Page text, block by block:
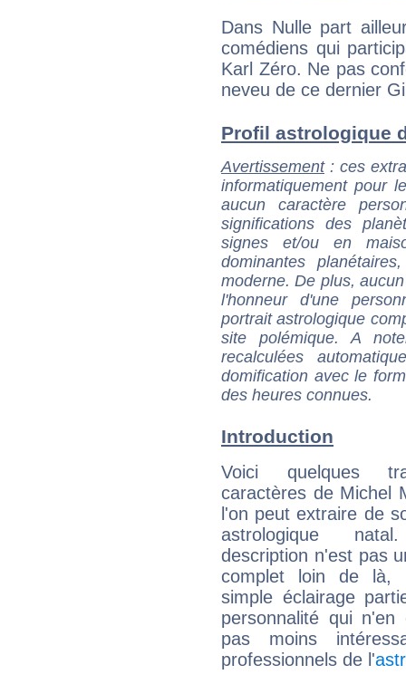
Dans Nulle part
comédiens qui
Karl Zéro. Ne pas
neveu de ce dernier
Profil astrologique
Avertissement: ces
informatiquement pour
aucun caractère
significations des
signes et/ou en
dominantes
moderne. De plus,
l'honneur d'une
portrait astrologique
site polémique. A
recalculées
domification avec le
des heures connues.
Introduction
Voici quelques
caractères de Michel
l'on peut extraire de
astrologique
description n'est pas
complet loin de là,
simple éclairage
personnalité qui n'en
pas moins
professionnels de l'